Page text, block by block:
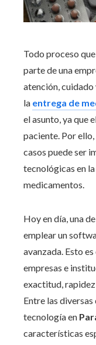
Todo proceso
parte de una
atención,
la entrega de
el asunto, ya que
paciente. Por
casos puede ser
tecnológicas en
medicamentos.
Hoy en día, una
emplear un
avanzada. Esto
empresas e
exactitud,
Entre las
tecnología en
características